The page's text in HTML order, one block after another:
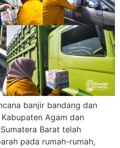
banjir bandang dan
Agam dan
Barat telah
pada rumah-rumah,